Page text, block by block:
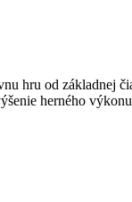
hru od základnej
herného výkonu